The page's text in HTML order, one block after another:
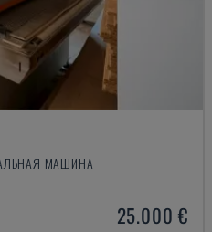
МАШИНА
25.000 €